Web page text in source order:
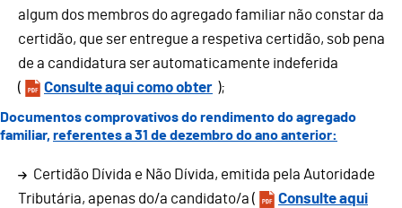
algum dos membros do agregado familiar não constar da
certidão, que ser entregue a respetiva certidão, sob pena
de a candidatura ser automaticamente indeferida
(
Consulte aqui como obter );
Documentos comprovativos do rendimento do agregado
familiar, referentes a 31 de dezembro do ano anterior:
Certidão Dívida e Não Dívida, emitida pela Autoridade
Tributária, apenas do/a candidato/a (
Consulte aqui